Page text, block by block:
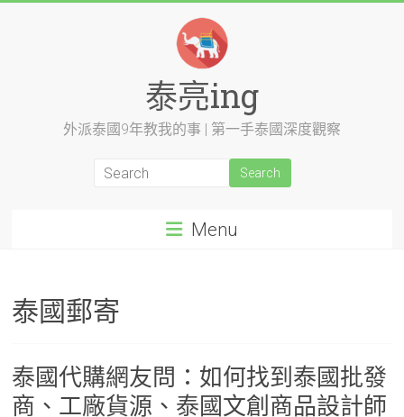
泰亮ing
外派泰國9年教我的事 | 第一手泰國深度觀察
Menu
泰國郵寄
泰國代購網友問：如何找到泰國批發
商、工廠貨源、泰國文創商品設計師